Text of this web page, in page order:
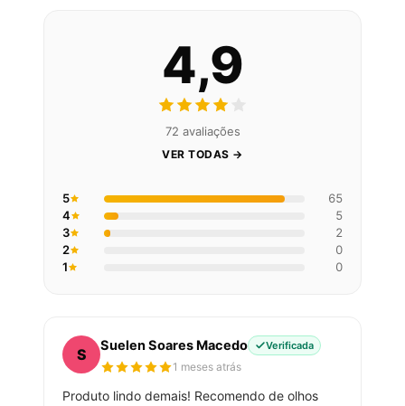
4,9
72 avaliações
VER TODAS →
5
65
4
5
3
2
2
0
1
0
S
Suelen Soares Macedo Verificada
1 meses atrás
Produto lindo demais! Recomendo de olhos